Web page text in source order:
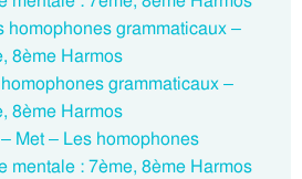
homophones grammaticaux –
8ème Harmos
grammaticaux –
8ème Harmos
Met – Les homophones
mentale : 7ème, 8ème Harmos